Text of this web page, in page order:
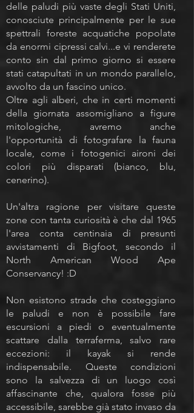
delle paludi più vaste degli Stati Uniti,
conosciute principalmente per le sue
spettrali foreste acquatiche popolate
da enormi cipressi calvi...e vi renderete
conto sin dal primo giorno si essere
stati catapultati in un mondo parallelo,
avvolto da un fascino unico.
Oltre agli alberi, che in certi momenti
della giornata assomigliano a figure
mitologiche, avremo anche
l'opportunità di fotografare la fauna
locale, come i fotogenici aironi dei
colori più disparati (bianco, blu,
cenerino).
Un'altra ragione per visitare queste
zone con tanta curiosità è che dal 1965
l'area conta centinaia di presunti
avvistamenti di Bigfoot, secondo il
North American Wood Ape
Conservancy! :D
Non esistono strade che costeggiano
le paludi e non è possibile fare
escursioni a piedi o eventualmente
scattare dalla terraferma, salvo rare
eccezioni: il kayak si rende
indispensabile. Queste condizioni
sono la salvezza di un luogo così
affascinante che, qualora fosse più
accessibile, sarebbe già stato invaso da